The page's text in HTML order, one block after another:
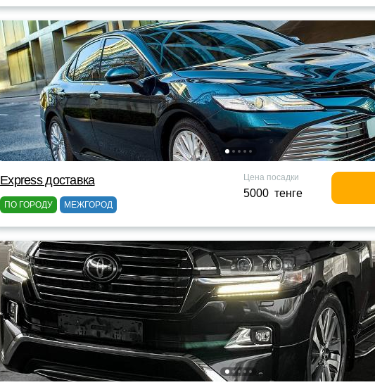
Express доставка
ПО ГОРОДУ МЕЖГОРОД
Цена посадки
5000 тенге